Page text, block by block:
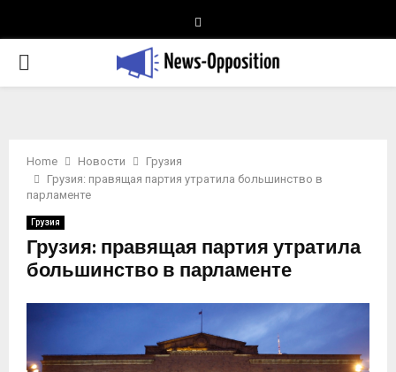
PRIMARY
Home Новости
Грузия
Грузия: правящая партия утратила большинство в
парламенте
Грузия
Грузия: правящая партия утратила
большинство в парламенте